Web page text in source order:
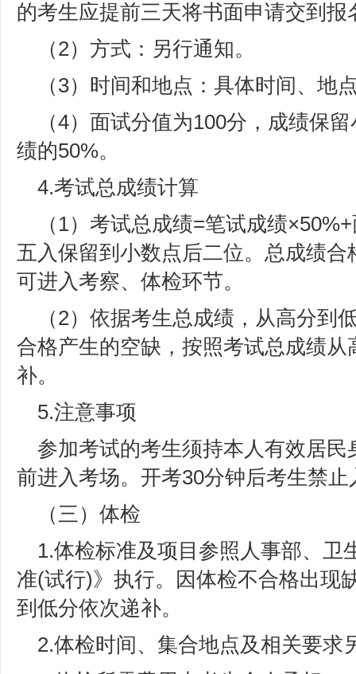
的考生应提前三天将书面申请交到报
（2）方式：另行通知。
（3）时间和地点：具体时间、地
（4）面试分值为100分，成绩保
绩的50%。
4.考试总成绩计算
（1）考试总成绩=笔试成绩
五入保留到小数点后二位。总成绩
可进入考察、体检环节。
（2）依据考生总成绩，从高分到
合格产生的空缺，按照考试总成绩
补。
5.注意事项
参加考试的考生须持本人有效居
前进入考场。开考30分钟后考生禁
（三）体检
1.体检标准及项目参照人事部、卫
准(试行)》执行。因体检不合格出现
到低分依次递补。
2.体检时间、集合地点及相关要求